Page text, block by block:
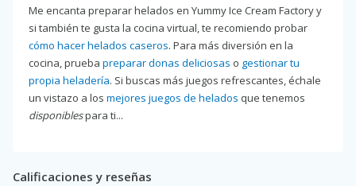
Me encanta preparar helados en Yummy Ice Cream Factory y
si también te gusta la cocina virtual, te recomiendo probar
cómo hacer helados caseros. Para más diversión en la
cocina, prueba preparar donas deliciosas o gestionar tu
propia heladería. Si buscas más juegos refrescantes, échale
un vistazo a los mejores juegos de helados que tenemos
disponiblespara ti...
Calificaciones y reseñas